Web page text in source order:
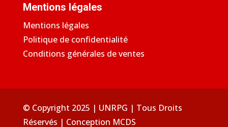
Mentions légales
Mentions légales
Politique de confidentialité
Conditions générales de ventes
© Copyright 2025 | UNRPG | Tous Droits
Réservés | Conception MCDS